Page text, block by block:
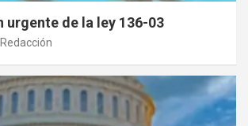
de la ley 136-03
Redacción